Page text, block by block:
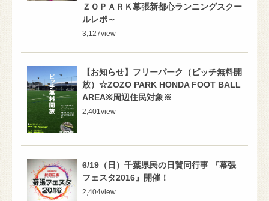
ＺＯＰＡＲＫ幕張新都心ランニングスクー
ルレポ～
3,127view
【お知らせ】フリーパーク（ピッチ無料開
放）☆ZOZO PARK HONDA FOOT BALL
AREA※周辺住民対象※
2,401view
6/19（日）千葉県民の日賛同行事 『幕張
フェスタ2016』開催！
2,404view